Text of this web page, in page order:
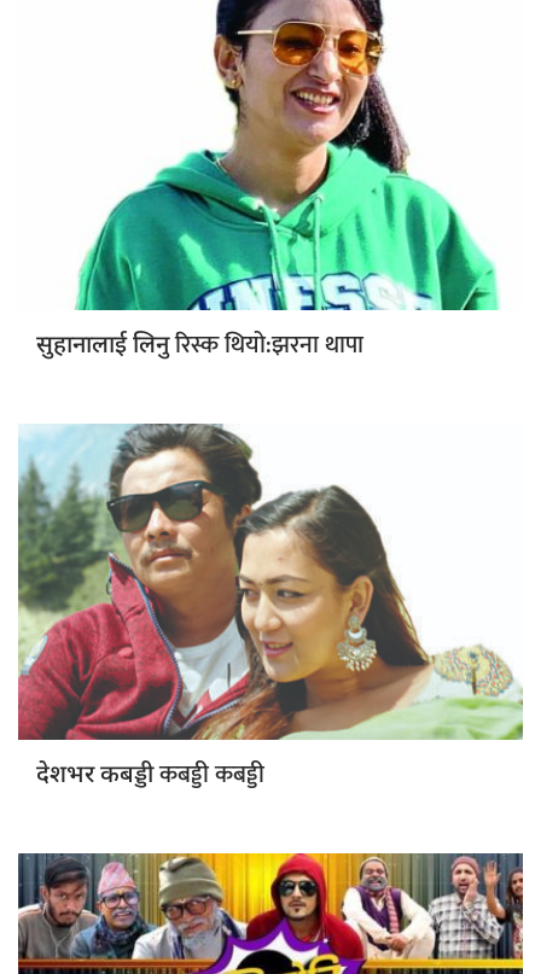
सुहानालाई लिनुरिस्क थियो:झरना थापा
देशभर कबड्डीकबड्डी कबड्डी